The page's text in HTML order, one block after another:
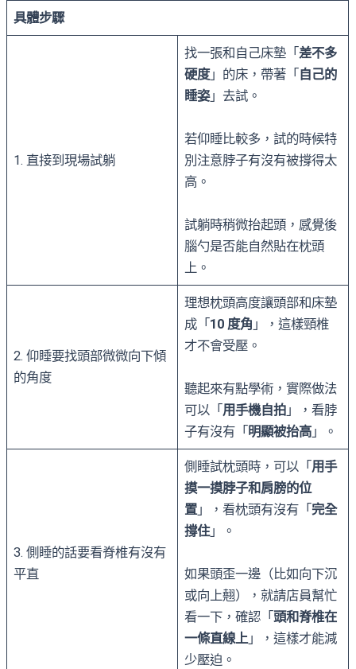
具體步驟
1. 直接到現場試躺
找一張和自己床墊「差不多
硬度」的床，帶著「自己的
睡姿」去試。
若仰睡比較多，試的時候特
別注意脖子有沒有被撐得太
高。
試躺時稍微抬起頭，感覺後
腦勺是否能自然貼在枕頭
上。
2. 仰睡要找頭部微微向下傾
的角度
理想枕頭高度讓頭部和床墊
成「10 度角 」，這樣頸椎
才不會受壓。
聽起來有點學術，實際做法
可以「用手機自拍 」，看脖
子有沒有「明顯被抬高 」。
3. 側睡的話要看脊椎有沒有
平直
側睡試枕頭時，可以「用手
摸一摸脖子和肩膀的位
置 」，看枕頭有沒有「完全
撐住」。
如果頭歪一邊（比如向下沉
或向上翹），就請店員幫忙
看一下，確認「頭和脊椎在
一條直線上 」，這樣才能減
少壓迫。